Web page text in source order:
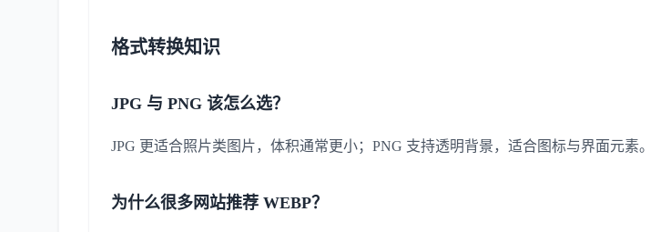
格式转换知识
JPG 与 PNG 该怎么选？
JPG 更适合照片类图片，体积通常更小；PNG 支持透明背景，适合图标与界面元素。
为什么很多网站推荐 WEBP？